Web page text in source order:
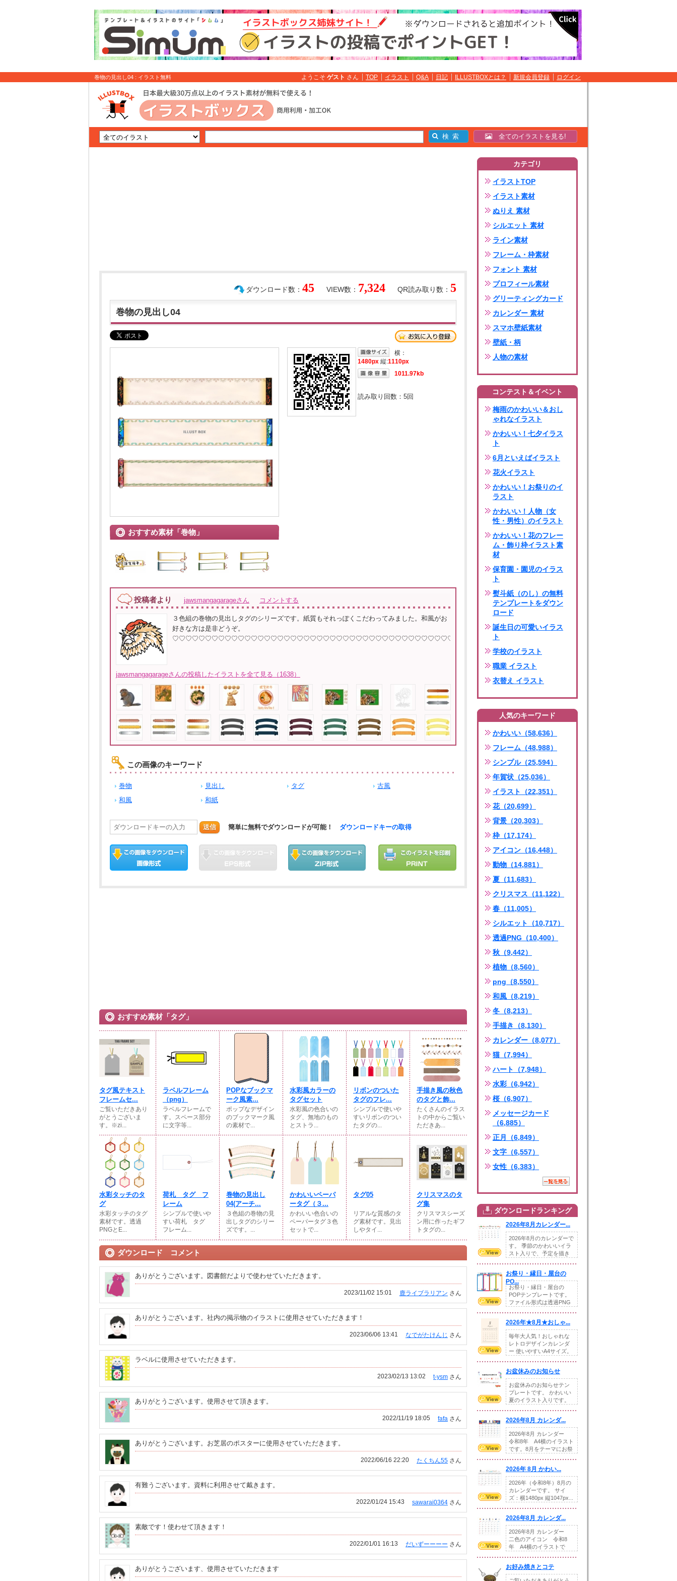
巻物の見出し04 : イラスト無料 ようこそ ゲスト さん TOP イラスト Q&A 日記 ILLUSTBOXとは？ 新規会員登録 ログイン
全てのイラストを見る!
QR読み取り数： 5
VIEW数： 7,324
ダウンロード数： 45
巻物の見出し04
おすすめ素材「巻物」
横：
1480px 縦:1110px
1011.97kb
読み取り回数： 5回
投稿者より jawsmangagarageさん コメントする
３色組の巻物の見出しタグのシリーズです。紙質もそれっぽくこだわってみました。和風がお
好きな方は是非どうぞ。
♡♡♡♡♡♡♡♡♡♡♡♡♡♡♡♡♡♡♡♡♡♡♡♡♡♡♡♡♡♡♡♡♡♡♡♡♡♡♡♡♡♡♡♡♡♡♡♡♡♡♡♡♡♡♡♡♡♡♡♡
jawsmangagarageさんの投稿したイラストを全て見る（1638）
この画像のキーワード
巻物 見出し タグ
古風
和風
和紙
送信 簡単に無料でダウンロードが可能！ ダウンロードキーの取得
おすすめ素材「タグ」
タグ風テキスト
フレームセ...
ご覧いただきあり
がとうございま
す。※zi...
ラベルフレーム
（png）
ラベルフレームで
す。スペース部分
に文字等...
POPなブックマ
ーク風素...
ポップなデザイン
のブックマーク風
の素材で...
水彩風カラーの
タグセット
水彩風の色合いの
タグ、無地のもの
とストラ...
リボンのついた
タグのフレ...
シンプルで使いや
すいリボンのつい
たタグの...
手描き風の秋色
のタグと飾...
たくさんのイラス
トの中からご覧い
ただきあ...
水彩タッチのタ
グ
水彩タッチのタグ
素材です。透過
PNGとE...
荷札 タグ フ
レーム
シンプルで使いや
すい荷札 タグ
フレーム...
巻物の見出し
04(アーチ...
３色組の巻物の見
出しタグのシリー
ズです。...
かわいいペーパ
ータグ（３...
かわいい色合いの
ペーパータグ３色
セットで...
タグ05
リアルな質感のタ
グ素材です。見出
しやタイ...
クリスマスのタ
グ集
クリスマスシーズ
ン用に作ったギフ
トタグの...
ダウンロード コメント
ありがとうございます。図書館だよりで使わせていただきます。
鹿ライブラリアン さん
2023/11/02 15:01
ありがとうございます。社内の掲示物のイラストに使用させていただきます！
なでがたけんじ さん
2023/06/06 13:41
ラベルに使用させていただきます。
t-ysm さん
2023/02/13 13:02
ありがとうございます。使用させて頂きます。
fafa さん
2022/11/19 18:05
ありがとうございます。お芝居のポスターに使用させていただきます。
たくちん55 さん
2022/06/16 22:20
有難うございます。資料に利用させて戴きます。
sawarai0364 さん
2022/01/24 15:43
素敵です！使わせて頂きます！
だいずーーーー さん
2022/01/01 16:13
ありがとうございます、使用させていただきます
カテゴリ
イラストTOP
イラスト素材
ぬりえ 素材
シルエット 素材
ライン素材
フレーム・枠素材
フォント 素材
プロフィール素材
グリーティングカード
カレンダー 素材
スマホ壁紙素材
壁紙・柄
人物の素材
コンテスト＆イベント
梅雨のかわいい＆おし
ゃれなイラスト
かわいい！七夕イラス
ト
6月といえばイラスト
花火イラスト
かわいい！お祭りのイ
ラスト
かわいい！人物（女
性・男性）のイラスト
かわいい！花のフレー
ム・飾り枠イラスト素
材
保育園・園児のイラス
ト
熨斗紙（のし）の無料
テンプレートをダウン
ロード
誕生日の可愛いイラス
ト
学校のイラスト
職業 イラスト
衣替え イラスト
人気のキーワード
かわいい（58,636）
フレーム（48,988）
シンプル（25,594）
年賀状（25,036）
イラスト（22,351）
花（20,699）
背景（20,303）
枠（17,174）
アイコン（16,448）
動物（14,881）
夏（11,683）
クリスマス（11,122）
春（11,005）
シルエット（10,717）
透過PNG（10,400）
秋（9,442）
植物（8,560）
png（8,550）
和風（8,219）
冬（8,213）
手描き（8,130）
カレンダー（8,077）
猫（7,994）
ハート（7,948）
水彩（6,942）
桜（6,907）
メッセージカード
（6,885）
正月（6,849）
文字（6,557）
女性（6,383）
ダウンロードランキング
2026年8月カレンダー...
2026年8月のカレンダーで
す。 季節のかわいいイラ
スト入りで、予定を描き
お祭り・縁日・屋台の
PO...
お祭り・縁日・屋台の
POPテンプレートです。
ファイル形式は透過PNG
2026年★8月★おしゃ...
毎年大人気！おしゃれな
レトロデザインカレンダ
ー 使いやすいA4サイズ。
お盆休みのお知らせ
お盆休みのお知らせテン
プレートです。 かわいい
夏のイラスト入りです。
2026年8月 カレンダ...
2026年8月 カレンダー
令和8年 A4横のイラスト
です。8月をテーマにお祭
2026年 8月 かわい...
2026年（令和8年）8月の
カレンダーです。 サイ
ズ：横1480px 縦1047px...
2026年8月 カレンダ...
2026年8月 カレンダー
二色のアイコン 令和8
年 A4横のイラストで
お好み焼きとコテ